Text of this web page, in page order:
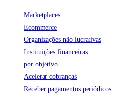
Marketplaces
Ecommerce
Organizações não lucrativas
Instituições financeiras
por objetivo
Acelerar cobranças
Receber pagamentos periódicos